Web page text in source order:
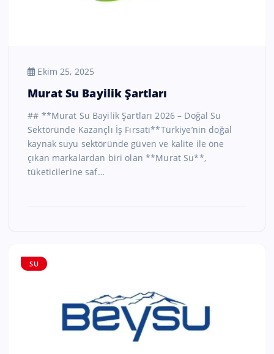
Ekim 25, 2025
Murat Su Bayilik Şartları
## **Murat Su Bayilik Şartları 2026 – Doğal Su
Sektöründe Kazançlı İş Fırsatı**Türkiye’nin doğal
kaynak suyu sektöründe güven ve kalite ile öne
çıkan markalardan biri olan **Murat Su**,
tüketicilerine saf…
SU